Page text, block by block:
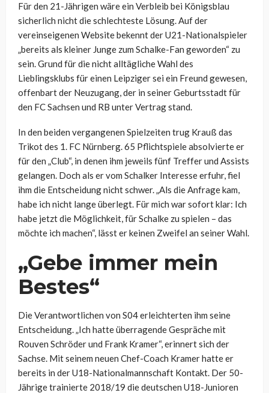
Für den 21-Jährigen wäre ein Verbleib bei Königsblau
sicherlich nicht die schlechteste Lösung. Auf der
vereinseigenen Website bekennt der U21-Nationalspieler
„bereits als kleiner Junge zum Schalke-Fan geworden“ zu
sein. Grund für die nicht alltägliche Wahl des
Lieblingsklubs für einen Leipziger sei ein Freund gewesen,
offenbart der Neuzugang, der in seiner Geburtsstadt für
den FC Sachsen und RB unter Vertrag stand.
In den beiden vergangenen Spielzeiten trug Krauß das
Trikot des 1. FC Nürnberg. 65 Pflichtspiele absolvierte er
für den „Club“, in denen ihm jeweils fünf Treffer und Assists
gelangen. Doch als er vom Schalker Interesse erfuhr, fiel
ihm die Entscheidung nicht schwer. „Als die Anfrage kam,
habe ich nicht lange überlegt. Für mich war sofort klar: Ich
habe jetzt die Möglichkeit, für Schalke zu spielen – das
möchte ich machen“, lässt er keinen Zweifel an seiner Wahl.
„Gebe immer mein
Bestes“
Die Verantwortlichen von S04 erleichterten ihm seine
Entscheidung. „Ich hatte überragende Gespräche mit
Rouven Schröder und Frank Kramer“, erinnert sich der
Sachse. Mit seinem neuen Chef-Coach Kramer hatte er
bereits in der U18-Nationalmannschaft Kontakt. Der 50-
Jährige trainierte 2018/19 die deutschen U18-Junioren